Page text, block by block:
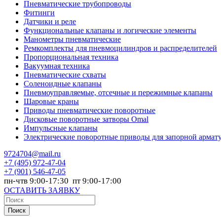
Пневматические трубопроводы
Фитинги
Датчики и реле
Функциональные клапаны и логические элементы
Манометры пневматические
Ремкомплекты для пневмоцилиндров и распределителей
Пропорциональная техника
Вакуумная техника
Пневматические схваты
Соленоидные клапаны
Пневмоуправляемые, отсечные и пережимные клапаны
Шаровые краны
Приводы пневматические поворотные
Дисковые поворотные затворы Omal
Импульсные клапаны
Электрические поворотные приводы для запорной
9724704@mail.ru
+7 (495) 972-47-04
+7 (901) 546-47-05
пн-чтв 9:00-17:30 пт 9:00-17:00
ОСТАВИТЬ ЗАЯВКУ
Поиск